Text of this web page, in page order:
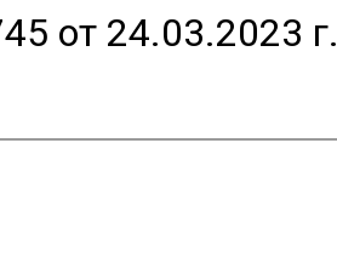
от 24.03.2023 г.